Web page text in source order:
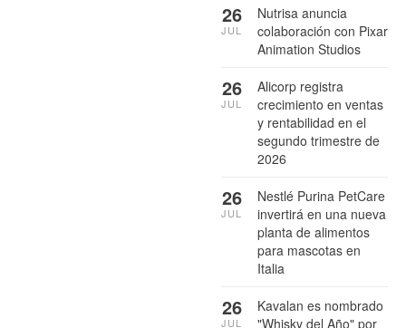
Nutrisa anuncia
colaboración con Pixar
Animation Studios
26
JUL
Alicorp registra
crecimiento en ventas
y rentabilidad en el
segundo trimestre de
2026
26
JUL
Nestlé Purina PetCare
invertirá en una nueva
planta de alimentos
para mascotas en
Italia
26
JUL
Kavalan es nombrado
"Whisky del Año" por
26
JUL